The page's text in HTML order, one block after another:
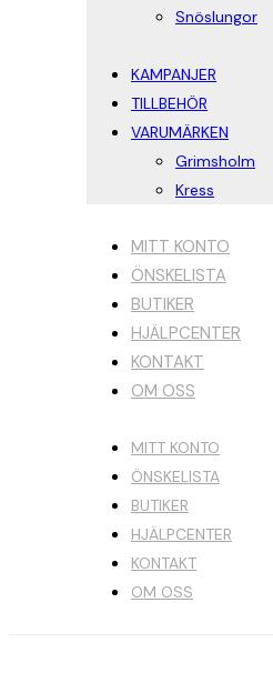
Snöslungor
KAMPANJER
TILLBEHÖR
VARUMÄRKEN
Grimsholm
Kress
MITT KONTO
ÖNSKELISTA
BUTIKER
HJÄLPCENTER
KONTAKT
OM OSS
MITT KONTO
ÖNSKELISTA
BUTIKER
HJÄLPCENTER
KONTAKT
OM OSS